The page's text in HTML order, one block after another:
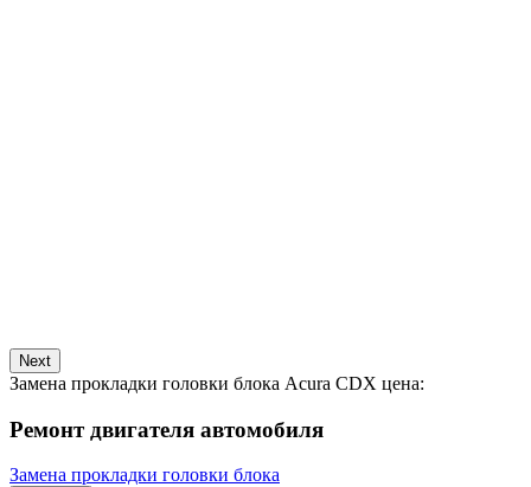
Next
Замена прокладки головки блока Acura CDX цена:
Ремонт двигателя автомобиля
Замена прокладки головки блока